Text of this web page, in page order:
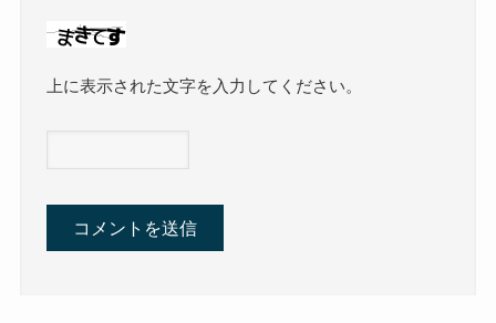
上に表示された文字を入力してください。